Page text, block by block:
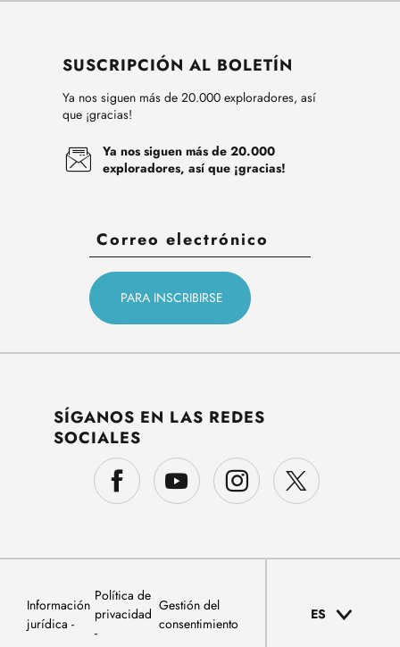
SUSCRIPCIÓN AL BOLETÍN
Ya nos siguen más de 20.000 exploradores, así
que ¡gracias!
Ya nos siguen más de 20.000
exploradores, así que ¡gracias!
SÍGANOS EN LAS REDES
SOCIALES
Información
jurídica
Política de
privacidad
Gestión del
consentimiento
ES